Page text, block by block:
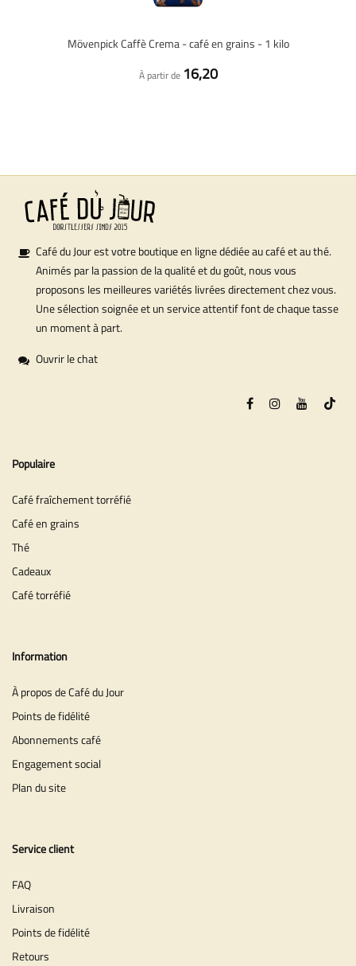
Mövenpick Caffè Crema - café en grains - 1 kilo
À partir de 16,20
Café du Jour est votre boutique en ligne dédiée au café et au thé.
Animés par la passion de la qualité et du goût, nous vous
proposons les meilleures variétés livrées directement chez vous.
Une sélection soignée et un service attentif font de chaque tasse
un moment à part.
Ouvrir le chat
Populaire
Café fraîchement torréfié
Café en grains
Thé
Cadeaux
Café torréfié
Information
À propos de Café du Jour
Points de fidélité
Abonnements café
Engagement social
Plan du site
Service client
FAQ
Livraison
Points de fidélité
Retours